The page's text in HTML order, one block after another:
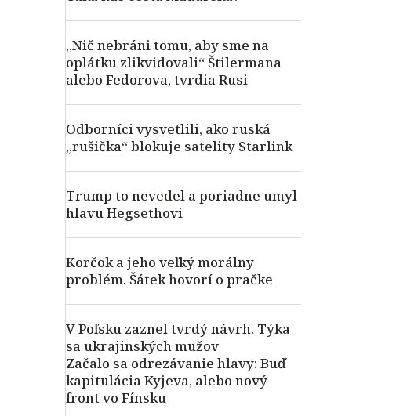
„Nič nebráni tomu, aby sme na
oplátku zlikvidovali“ Štilermana
alebo Fedorova, tvrdia Rusi
Odborníci vysvetlili, ako ruská
„rušička“ blokuje satelity Starlink
Trump to nevedel a poriadne umyl
hlavu Hegsethovi
Korčok a jeho veľký morálny
problém. Šátek hovorí o pračke
V Poľsku zaznel tvrdý návrh. Týka
sa ukrajinských mužov
Začalo sa odrezávanie hlavy: Buď
kapitulácia Kyjeva, alebo nový
front vo Fínsku